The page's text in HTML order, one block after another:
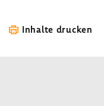
Inhalte drucken